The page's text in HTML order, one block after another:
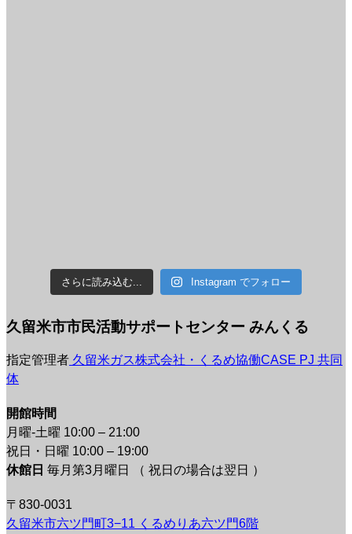
さらに読み込む... Instagram でフォロー
久留米市市民活動サポートセンター みんくる
指定管理者 久留米ガス株式会社・くるめ協働CASE PJ 共同
体
開館時間
月曜-土曜 10:00 – 21:00
祝日・日曜 10:00 – 19:00
休館日 毎月第3月曜日 （ 祝日の場合は翌日 ）
〒830-0031
久留米市六ツ門町3−11 くるめりあ六ツ門6階